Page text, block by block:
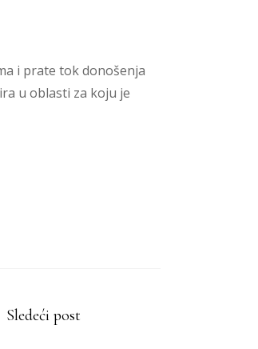
i prate tok donošenja
u oblasti za koju je
Sledeći post